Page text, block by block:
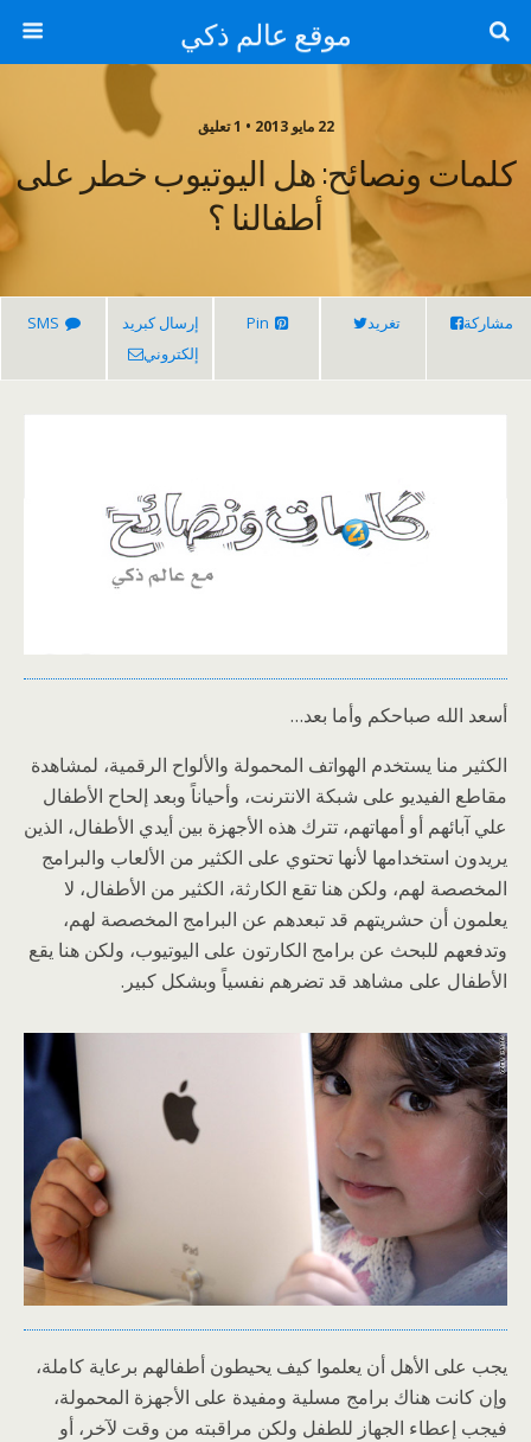
موقع عالم ذكي
22 مايو 2013 • 1 تعليق
كلمات ونصائح: هل اليوتيوب خطر على
أطفالنا ؟
مشاركة تغريد Pin
إرسال كبريد
إلكتروني
SMS
أسعد الله صباحكم وأما بعد…
الكثير منا يستخدم الهواتف المحمولة والألواح الرقمية، لمشاهدة
مقاطع الفيديو على شبكة الانترنت، وأحياناً وبعد إلحاح الأطفال
علي آبائهم أو أمهاتهم، تترك هذه الأجهزة بين أيدي الأطفال، الذين
يريدون استخدامها لأنها تحتوي على الكثير من الألعاب والبرامج
المخصصة لهم، ولكن هنا تقع الكارثة، الكثير من الأطفال، لا
يعلمون أن حشريتهم قد تبعدهم عن البرامج المخصصة لهم،
وتدفعهم للبحث عن برامج الكارتون على اليوتيوب، ولكن هنا يقع
الأطفال على مشاهد قد تضرهم نفسياً وبشكل كبير.
يجب على الأهل أن يعلموا كيف يحيطون أطفالهم برعاية كاملة،
وإن كانت هناك برامج مسلية ومفيدة على الأجهزة المحمولة،
فيجب إعطاء الجهاز للطفل ولكن مراقبته من وقت لآخر، أو